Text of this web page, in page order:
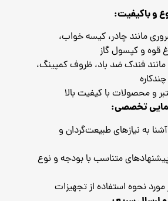
و باکیفیت:
مانند چادر، کیسه خواب،
قوه و کپسول گاز
مانند فندک ضد باد، ظروف کمپینگ،
و محصولات با کیفیت بالا
تخصصی:
به نیازهای طبیعت‌گردان و
پیشنهاد‌های متناسب با بودجه و نوع
مورد نحوه استفاده از تجهیزات